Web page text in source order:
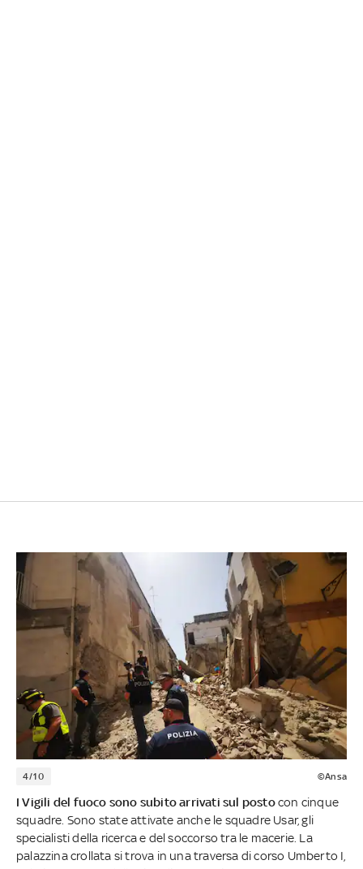
4/10 ©Ansa
I Vigili del fuoco sono subito arrivati sul postocon cinque
squadre. Sono state attivate anche le squadre Usar, gli
specialisti della ricerca e del soccorso tra le macerie. La
palazzina crollata si trova in una traversa di corso Umberto I,